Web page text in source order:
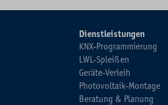
Dienstleistungen
KNX-Programmierung
LWL-Spleißen
Geräte-Verleih
Photovoltaik-Montage
Beratung & Planung